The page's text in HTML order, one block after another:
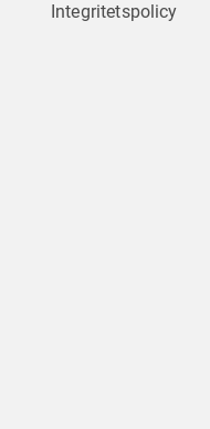
Integritetspolicy